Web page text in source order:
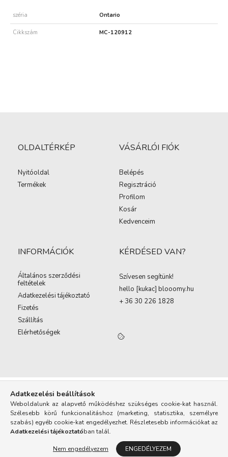
széria Ontario
Cikkszám MC-120912
OLDALTÉRKÉP
Nyitóoldal
Termékek
VÁSÁRLÓI FIÓK
Belépés
Regisztráció
Profilom
Kosár
Kedvenceim
INFORMÁCIÓK
Általános szerződési
feltételek
Adatkezelési tájékoztató
Fizetés
Szállítás
Elérhetőségek
KÉRDÉSED VAN?
Szívesen segítünk!
hello [kukac] blooomy.hu
+ 36 30 226 1828
Adatkezelési beállítások
Weboldalunk az alapvető működéshez szükséges cookie-kat használ.
Szélesebb körű funkcionalitáshoz (marketing, statisztika, személyre
szabás) egyéb cookie-kat engedélyezhet. Részletesebb információkat az
Adatkezelési tájékoztatóban talál.
Nem engedélyezem ENGEDÉLYEZEM